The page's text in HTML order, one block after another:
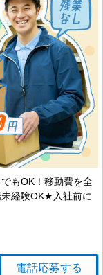
もOK！移動費を全
経験OK★入社前に
電話応募する